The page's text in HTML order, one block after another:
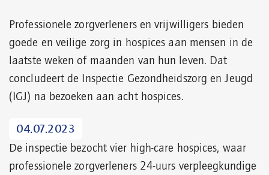
Professionele zorgverleners en vrijwilligers bieden
goede en veilige zorg in hospices aan mensen in de
laatste weken of maanden van hun leven. Dat
concludeert de Inspectie Gezondheidszorg en Jeugd
(IGJ) na bezoeken aan acht hospices.
04.07.2023
De inspectie bezocht vier high-care hospices, waar
professionele zorgverleners 24-uurs verpleegkundige